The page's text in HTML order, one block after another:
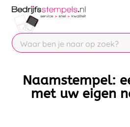
Chatbot
Chat 24/7 met
hulp
Contact
Naamstempel:
met uw eigen